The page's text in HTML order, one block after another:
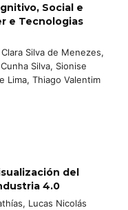
Social e
e Tecnologias
Silva de Menezes,
Silva, Sionise
Lima, Thiago Valentim
del
4.0
Lucas Nicolás